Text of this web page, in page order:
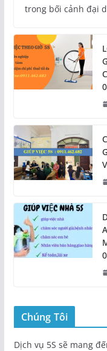
trong bối cảnh đại
Chúng Tôi
Dịch vụ 5S sẽ mang